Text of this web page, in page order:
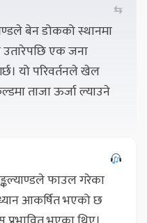
⇆
बेन डोकको स्थानमा
उतारेपछि एक जना
यो परिवर्तनले खेल
ताजा ऊर्जा ल्याउने
फाउल गरेका
आकर्षित भएको छ